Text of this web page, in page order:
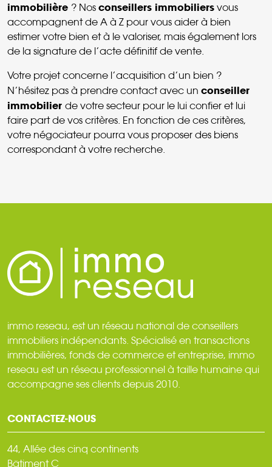
immobilière ? Nos conseillers immobiliers vous
accompagnent de A à Z pour vous aider à bien
estimer votre bien et à le valoriser, mais également lors
de la signature de l’acte définitif de vente.
Votre projet concerne l’acquisition d’un bien ?
N’hésitez pas à prendre contact avec un conseiller
immobilier de votre secteur pour le lui confier et lui
faire part de vos critères. En fonction de ces critères,
votre négociateur pourra vous proposer des biens
correspondant à votre recherche.
immo reseau, est un réseau national de conseillers
immobiliers indépendants. Spécialisé en transactions
immobilières, fonds de commerce et entreprise, immo
reseau est un réseau professionnel à taille humaine qui
accompagne ses clients depuis 2010.
CONTACTEZ-NOUS
44, Allée des cinq continents
Bâtiment C